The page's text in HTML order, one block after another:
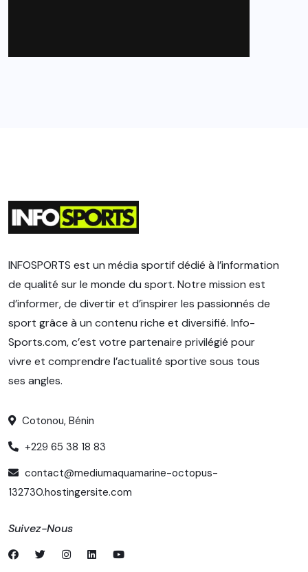
INFOSPORTS est un média sportif dédié à l’information
de qualité sur le monde du sport. Notre mission est
d’informer, de divertir et d’inspirer les passionnés de
sport grâce à un contenu riche et diversifié. Info-
Sports.com, c’est votre partenaire privilégié pour
vivre et comprendre l’actualité sportive sous tous
ses angles.
Cotonou, Bénin
+229 65 38 18 83
contact@mediumaquamarine-octopus-
132730.hostingersite.com
Suivez-Nous